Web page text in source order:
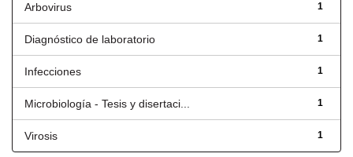
1
Arbovirus
1
Diagnóstico de laboratorio
1
Infecciones
1
Microbiología - Tesis y disertaci...
1
Virosis